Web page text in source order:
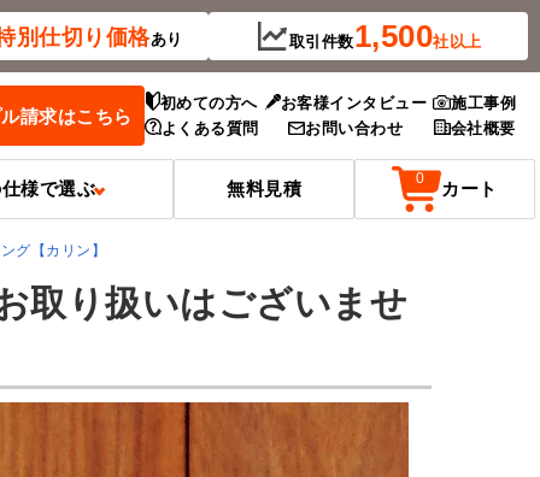
別仕切り価格あり 取引件数1,500社以上
請求はこちら
初めての方へ お客様インタビュー
施工事例
よくある質問
お問い合わせ 会社概要
様で選ぶ 無料見積 0 カート
グ【カリン】
取り扱いはございませ